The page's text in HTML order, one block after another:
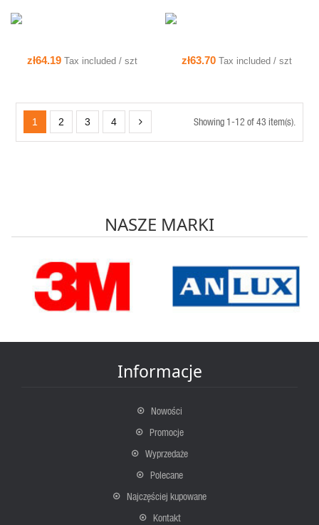
zł64.19 Tax included / szt zł63.70 Tax included / szt
1 2 3 4 Showing 1-12 of 43 item(s).
NASZE MARKI
Informacje
Nowości
Promocje
Wyprzedaże
Polecane
Najczęściej kupowane
Kontakt